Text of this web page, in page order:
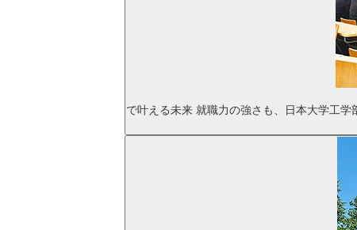
で叶える未来 就職力の強さも、日本大学工